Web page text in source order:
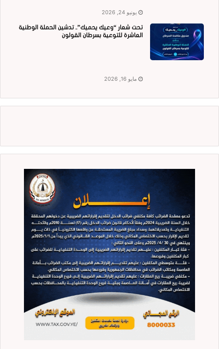
يونيو 24, 2026
تحت شعار “وعيك يحميك”.. تدشين الحملة الوطنية
العاشرة للتوعية بسرطان القولون
مايو 16, 2026